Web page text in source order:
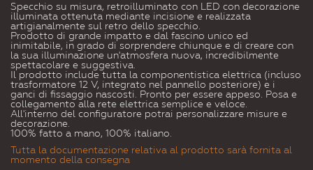
Specchio su misura, retroilluminato con LED con decorazione
illuminata ottenuta mediante incisione e realizzata
artigianalmente sul retro dello specchio.
Prodotto di grande impatto e dal fascino unico ed
inimitabile, in grado di sorprendere chiunque e di creare con
la sua illuminazione un'atmosfera nuova, incredibilmente
spettacolare e suggestiva.
Il prodotto include tutta la componentistica elettrica (incluso
trasformatore 12 V, integrato nel pannello posteriore) e i
ganci di fissaggio nascosti. Pronto per essere appeso. Posa e
collegamento alla rete elettrica semplice e veloce.
All'interno del configuratore potrai personalizzare misure e
decorazione.
100% fatto a mano, 100% italiano.
Tutta la documentazione relativa al prodotto sarà fornita al
momento della consegna